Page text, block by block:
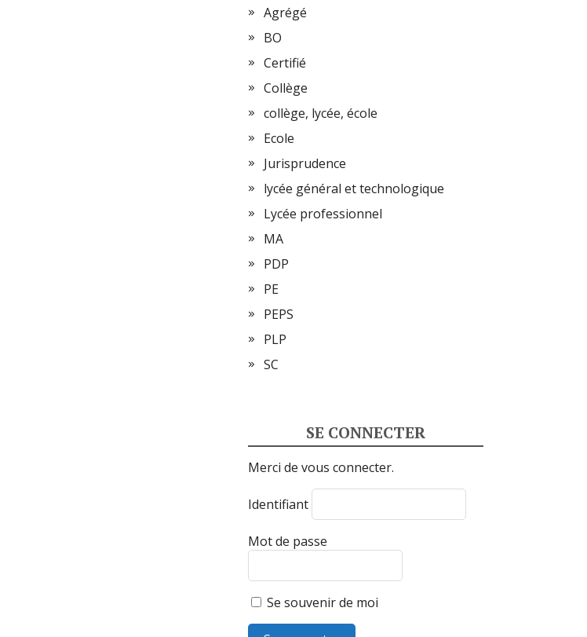
Agrégé
BO
Certifié
Collège
collège, lycée, école
Ecole
Jurisprudence
lycée général et technologique
Lycée professionnel
MA
PDP
PE
PEPS
PLP
SC
SE CONNECTER
Merci de vous connecter.
Identifiant
Mot de passe
Se souvenir de moi